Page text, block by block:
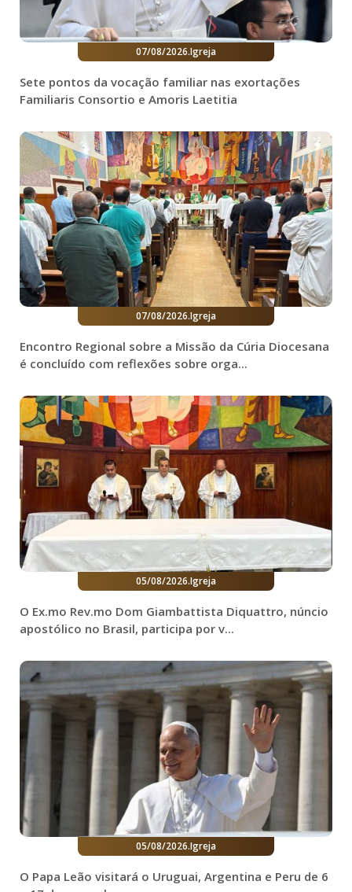
07/08/2026.Igreja
Sete pontos da vocação familiar nas exortações
Familiaris Consortio e Amoris Laetitia
07/08/2026.Igreja
Encontro Regional sobre a Missão da Cúria Diocesana
é concluído com reflexões sobre orga...
05/08/2026.Igreja
O Ex.mo Rev.mo Dom Giambattista Diquattro, núncio
apostólico no Brasil, participa por v...
05/08/2026.Igreja
O Papa Leão visitará o Uruguai, Argentina e Peru de 6